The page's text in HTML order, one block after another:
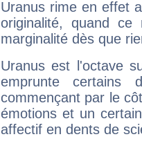
Uranus rime en effet
originalité, quand ce
marginalité dès que
Uranus est l'octave
emprunte
commençant par le
émotions et un
affectif en dents de